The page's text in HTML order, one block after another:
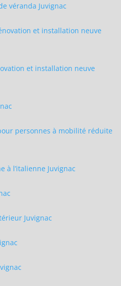
véranda Juvignac
et installation neuve
et installation neuve
personnes à mobilité réduite
à l’italienne Juvignac
Juvignac